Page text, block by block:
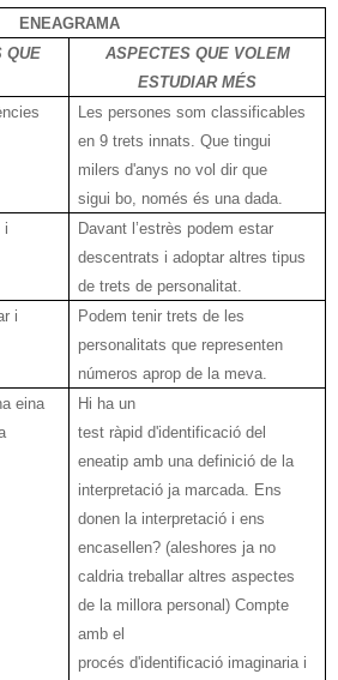
ENEAGRAMA
QUE
ASPECTES QUE VOLEM
ESTUDIAR MÉS
Les persones som classificables
en 9 trets innats. Que tingui
milersd'anys no vol dir que
sigui bo , només és una dada.
i
Davant l’estrès podem estar
descentrats i adoptar altres tipus
de trets de personalitat.
i
Podem tenir trets de les
personalitats que representen
números aprop de la meva.
eina
Hi ha un
test ràpid d'identificació del
eneatip amb una definició de la
interpretació ja marcada. Ens
donen la interpretació i ens
encasellen? (aleshores ja no
caldria treballar altres aspectes
de la millora personal) Compte
amb el
procésd'identificació imaginaria i